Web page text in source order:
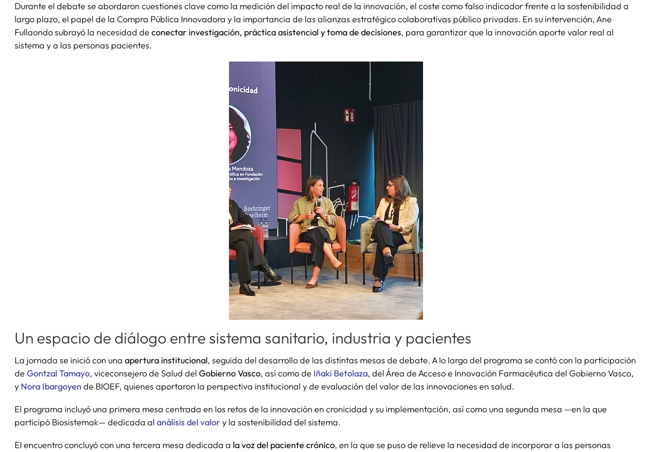
Durante el debate se abordaron cuestiones clave como la medición del impacto real de la innovación, el coste como falso indicador frente a la sostenibilidad a
largo plazo, el papel de la Compra Pública Innovadora y la importancia de las alianzas estratégico colaborativas público privadas. En su intervención, Ane
Fullaondo subrayó la necesidad de conectar investigación, práctica asistencial y toma de decisiones, para garantizar que la innovación aporte valor real al
sistema y a las personas pacientes.
Un espacio de diálogo entre sistema sanitario, industria y pacientes
La jornada se inició con una apertura institucional, seguida del desarrollo de las distintas mesas de debate. A lo largo del programa se contó con la participación
de Gontzal Tamayo, viceconsejero de Salud del Gobierno Vasco, así como de Iñaki Betolaza, del Área de Acceso e Innovación Farmacéutica del Gobierno Vasco,
y Nora Ibargoyen de BIOEF, quienes aportaron la perspectiva institucional y de evaluación del valor de las innovaciones en salud.
El programa incluyó una primera mesa centrada en los retos de la innovación en cronicidad y su implementación, así como una segunda mesa —en la que
participó Biosistemak— dedicada al análisis del valor y la sostenibilidad del sistema.
El encuentro concluyó con una tercera mesa dedicada a la voz del paciente crónico, en la que se puso de relieve la necesidad de incorporar a las personas